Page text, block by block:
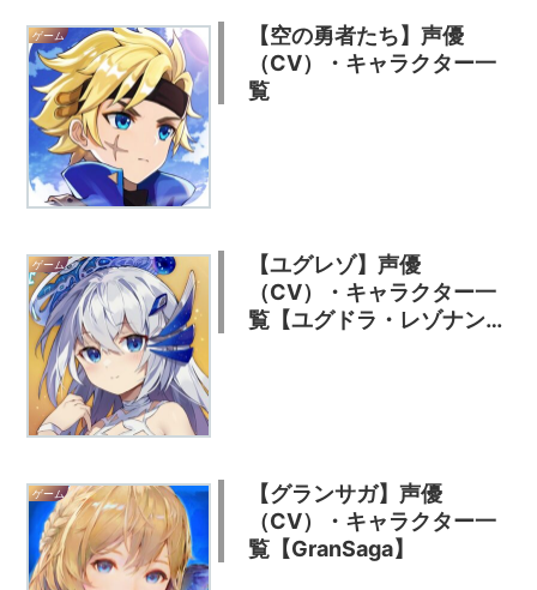
ゲーム
【空の勇者たち】声優
（CV）・キャラクター一
覧
ゲーム
【ユグレゾ】声優
（CV）・キャラクター一
覧【ユグドラ・レゾナン
ゲーム
【グランサガ】声優
（CV）・キャラクター一
覧【GranSaga】